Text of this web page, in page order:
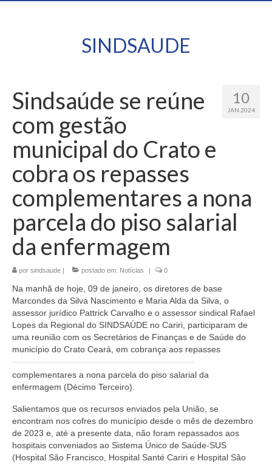
SINDSAUDE
10
JAN 2024
Sindsaúde se reúne
com gestão
municipal do Crato e
cobra os repasses
complementares a nona
parcela do piso salarial
da enfermagem
por sindsaude | postado em: Notícias | 0
Na manhã de hoje, 09 de janeiro, os diretores de base
Marcondes da Silva Nascimento e Maria Alda da Silva, o
assessor jurídico Pattrick Carvalho e o assessor sindical Rafael
Lopes da Regional do SINDSAÚDE no Cariri, participaram de
uma reunião com os Secretários de Finanças e de Saúde do
município do Crato Ceará, em cobrança aos repasses
complementares a nona parcela do piso salarial da
enfermagem (Décimo Terceiro).
Salientamos que os recursos enviados pela União, se
encontram nos cofres do município desde o mês de dezembro
de 2023 e, até a presente data, não foram repassados aos
hospitais conveniados ao Sistema Único de Saúde-SUS
(Hospital São Francisco, Hospital Santé Cariri e Hospital São